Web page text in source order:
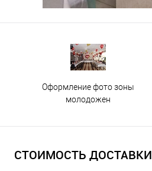
Оформление фото зоны
молодожен
СТОИМОСТЬ ДОСТАВКИ